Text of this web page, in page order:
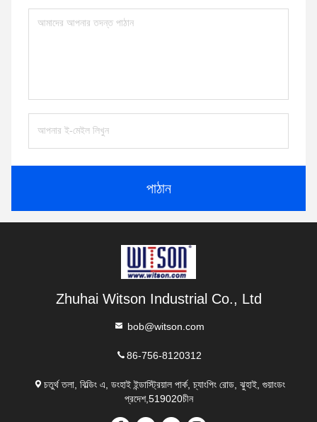
পাঠান
Zhuhai Witson Industrial Co., Ltd
bob@witson.com
86-756-8120312
চতুর্থ তলা, বিল্ডিং এ, ডংহাই ইন্ডাস্ট্রিয়াল পার্ক, চ্যাংপিং রোড, ঝুহাই, গুয়াংডং
প্রদেশ,519020চীন